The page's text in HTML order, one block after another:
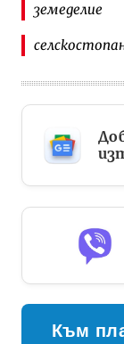
земеделие
Към